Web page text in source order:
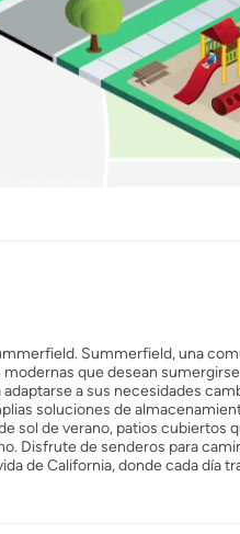
Summerfield, una
que desean
a sus necesidades
soluciones de
sol de verano, patios cubiertos
Disfrute de senderos para
de California, donde cada día